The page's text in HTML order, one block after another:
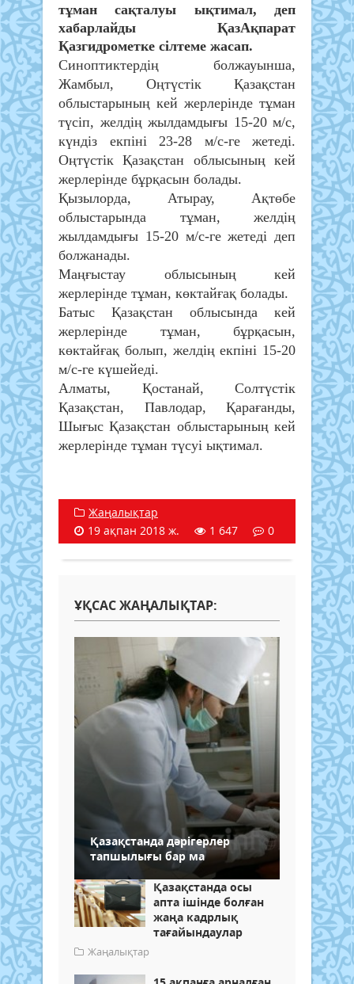
тұман сақталуы ықтимал, деп
хабарлайды ҚазАқпарат
Қазгидрометке сілтеме жасап.
Синоптиктердің болжауынша,
Жамбыл, Оңтүстік Қазақстан
облыстарының кей жерлерінде тұман
түсіп, желдің жылдамдығы 15-20 м/с,
күндіз екпіні 23-28 м/с-ге жетеді.
Оңтүстік Қазақстан облысының кей
жерлерінде бұрқасын болады.
Қызылорда, Атырау, Ақтөбе
облыстарында тұман, желдің
жылдамдығы 15-20 м/с-ге жетеді деп
болжанады.
Маңғыстау облысының кей
жерлерінде тұман, көктайғақ болады.
Батыс Қазақстан облысында кей
жерлерінде тұман, бұрқасын,
көктайғақ болып, желдің екпіні 15-20
м/с-ге күшейеді.
Алматы, Қостанай, Солтүстік
Қазақстан, Павлодар, Қарағанды,
Шығыс Қазақстан облыстарының кей
жерлерінде тұман түсуі ықтимал.
Жаңалықтар
19 ақпан 2018 ж.
1 647 0
ҰҚСАС ЖАҢАЛЫҚТАР:
Қазақстанда дәрігерлер
тапшылығы бар ма
Қазақстанда осы
апта ішінде болған
жаңа кадрлық
тағайындаулар
Жаңалықтар